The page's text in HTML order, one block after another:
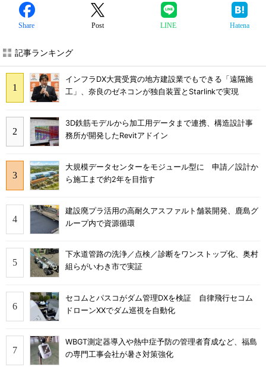
Share Post LINE Hatena
記事ランキング
インフラDX大賞受賞の地方建設業でもできる「遠隔施
工」、奈良のゼネコンが独自装置とStarlinkで実現
3D鉄筋モデルから加工用データまで連携、構造設計事
務所が開発したRevitアドイン
大規模データセンターをモジュール型に 申請／設計か
ら施工まで約2年を目指す
建設廃プラ活用の高耐久アスファルト舗装開発、鹿島グ
ループ内で資源循環
下水道管路の洗浄／点検／診断をワンストップ化、奥村
組らがいわき市で実証
セコムとパスコがダム管理DXを検証 自律飛行セコム
ドローンXXでダム巡視を自動化
WBGT測定器導入や熱中症予防の管理者育成など、福島
の専門工事会社が暑さ対策強化